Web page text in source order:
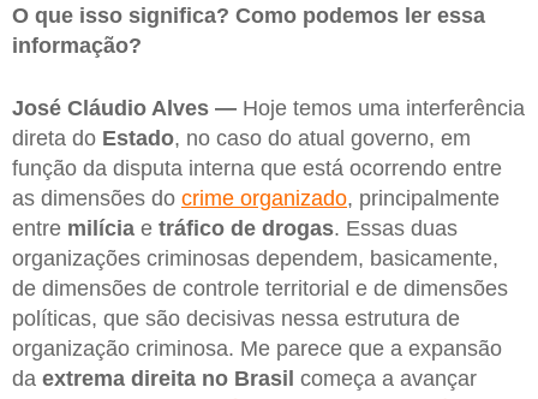
O que isso significa? Como podemos ler essa
informação?
José Cláudio Alves — Hoje temos uma interferência
direta do Estado, no caso do atual governo, em
função da disputa interna que está ocorrendo entre
as dimensões do crime organizado, principalmente
entre milícia e tráfico de drogas. Essas duas
organizações criminosas dependem, basicamente,
de dimensões de controle territorial e de dimensões
políticas, que são decisivas nessa estrutura de
organização criminosa. Me parece que a expansão
da extrema direita no Brasil começa a avançar